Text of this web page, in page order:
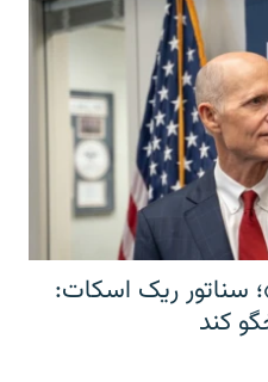
سناتور ریک اسکات:
کند